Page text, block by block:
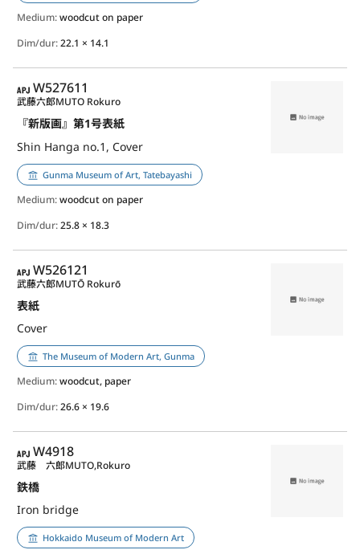
Medium:woodcut on paper
Dim/dur:22.1 × 14.1
APJ
W527611
『新版画』第1号表紙
Shin Hanga no.1, Cover
武藤六郎MUTO Rokuro
Gunma Museum of Art, Tatebayashi
Medium:woodcut on paper
Dim/dur:25.8 × 18.3
APJ
W526121
表紙
Cover
武藤六郎MUTŌ Rokurō
The Museum of Modern Art, Gunma
Medium:woodcut, paper
Dim/dur:26.6 × 19.6
APJ
W4918
鉄橋
Iron bridge
武藤 六郎MUTO,Rokuro
Hokkaido Museum of Modern Art